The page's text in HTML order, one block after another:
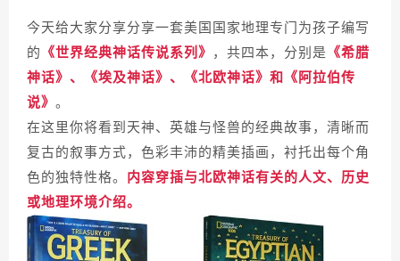
今天给大家分享分享一套美国国家地理专门为孩子编写
的 《世界经典神话传说系列》 ，共四本，分别是 《希腊
神话》、《埃及神话》、《北欧神话》和《阿拉伯传
说》 。
在这里你将看到天神、英雄与怪兽的经典故事，清晰而
复古的叙事方式，色彩丰沛的精美插画，衬托出每个角
色的独特性格。 内容穿插与北欧神话有关的人文、历史
或地理环境介绍。